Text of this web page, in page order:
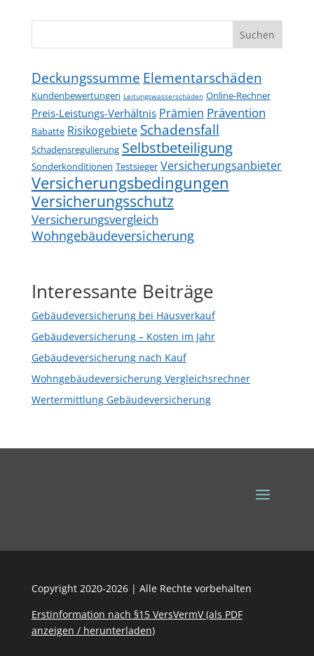
Suchen
Deckungssumme Elementarschäden
Kundenbewertungen Leitungswasserschäden Online-Rechner
Preis-Leistungs-Verhältnis Prämien Prävention
Rabatte Risikogebiete Schadensfall
Schadensregulierung Selbstbeteiligung
Sonderkonditionen Testsieger Versicherungsanbieter
Versicherungsbedingungen
Versicherungsschutz
Versicherungsvergleich
Wohngebäudeversicherung
Interessante Beiträge
Gebäudeversicherung bei Hausverkauf
Gebäudeversicherung – Kosten im Jahr
Gebäudeversicherung nach Kauf
Wohngebäudeversicherung Vergleichsrechner
Wertermittlung Gebäudeversicherung
Copyright 2020-2026 | Alle Rechte vorbehalten
Erstinformation nach §15 VersVermV (als PDF
anzeigen / herunterladen)